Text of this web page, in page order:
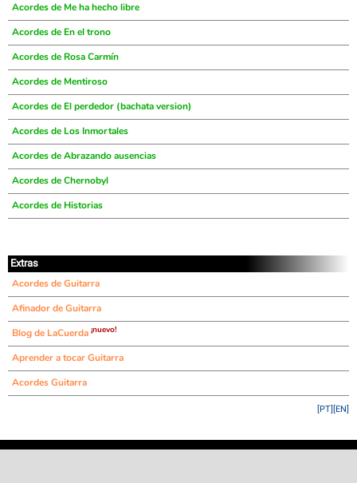
Acordes de Me ha hecho libre
Acordes de En el trono
Acordes de Rosa Carmín
Acordes de Mentiroso
Acordes de El perdedor (bachata version)
Acordes de Los Inmortales
Acordes de Abrazando ausencias
Acordes de Chernobyl
Acordes de Historias
Extras
Acordes de Guitarra
Afinador de Guitarra
Blog de LaCuerda ¡nuevo!
Aprender a tocar Guitarra
Acordes Guitarra
[EN]
[PT]